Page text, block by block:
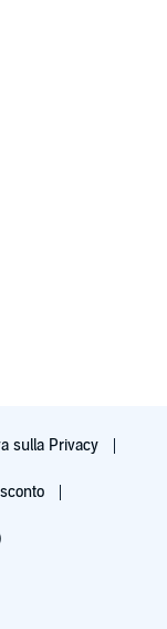
sulla Privacy